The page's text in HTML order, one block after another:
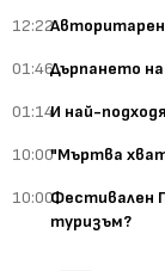
12:22
01:46Дърпането
01:14И най-
10:00"Мъртва
10:00Фестивален
туризъм?